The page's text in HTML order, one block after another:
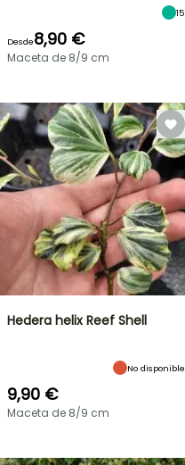
15
Desde8,90 €
Maceta de 8/9 cm
Hedera helix Reef Shell
No disponible
9,90 €
Maceta de 8/9 cm